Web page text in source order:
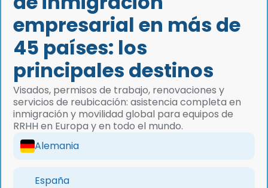
renovaciones de permisos de residencia, la
Anmeldung y las vías más rápidas para obtener la
residencia permanente y la ciudadanía en el
marco de las reformas alemanas de 2026. Con
más de 200 casos con una valoración de cinco
estrellas y más de 2.500 traslados facilitados,
publica guías sobre el proceso de retención de
talento en Alemania, desde el permiso de trabajo
hasta la residencia permanente y la ciudadanía.
empresarial en más de
45 países: los
principales destinos
Visados, permisos de trabajo, renovaciones y
servicios de reubicación: asistencia completa en
inmigración y movilidad global para equipos de
RRHH en Europa y en todo el mundo.
Alemania
España